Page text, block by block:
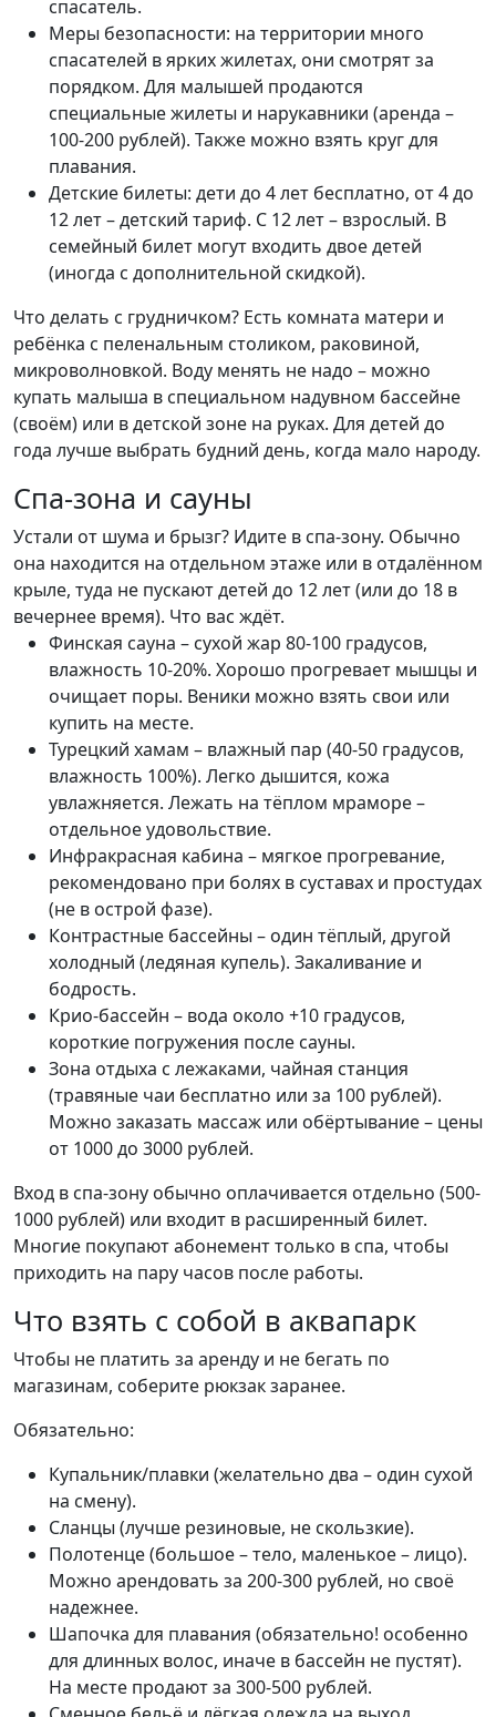
спасатель.
Меры безопасности: на территории много
спасателей в ярких жилетах, они смотрят за
порядком. Для малышей продаются
специальные жилеты и нарукавники (аренда –
100-200 рублей). Также можно взять круг для
плавания.
Детские билеты: дети до 4 лет бесплатно, от 4 до
12 лет – детский тариф. С 12 лет – взрослый. В
семейный билет могут входить двое детей
(иногда с дополнительной скидкой).
Что делать с грудничком? Есть комната матери и
ребёнка с пеленальным столиком, раковиной,
микроволновкой. Воду менять не надо – можно
купать малыша в специальном надувном бассейне
(своём) или в детской зоне на руках. Для детей до
года лучше выбрать будний день, когда мало народу.
Спа-зона и сауны
Устали от шума и брызг? Идите в спа-зону. Обычно
она находится на отдельном этаже или в отдалённом
крыле, туда не пускают детей до 12 лет (или до 18 в
вечернее время). Что вас ждёт.
Финская сауна – сухой жар 80-100 градусов,
влажность 10-20%. Хорошо прогревает мышцы и
очищает поры. Веники можно взять свои или
купить на месте.
Турецкий хамам – влажный пар (40-50 градусов,
влажность 100%). Легко дышится, кожа
увлажняется. Лежать на тёплом мраморе –
отдельное удовольствие.
Инфракрасная кабина – мягкое прогревание,
рекомендовано при болях в суставах и простудах
(не в острой фазе).
Контрастные бассейны – один тёплый, другой
холодный (ледяная купель). Закаливание и
бодрость.
Крио-бассейн – вода около +10 градусов,
короткие погружения после сауны.
Зона отдыха с лежаками, чайная станция
(травяные чаи бесплатно или за 100 рублей).
Можно заказать массаж или обёртывание – цены
от 1000 до 3000 рублей.
Вход в спа-зону обычно оплачивается отдельно (500-
1000 рублей) или входит в расширенный билет.
Многие покупают абонемент только в спа, чтобы
приходить на пару часов после работы.
Что взять с собой в аквапарк
Чтобы не платить за аренду и не бегать по
магазинам, соберите рюкзак заранее.
Обязательно:
Купальник/плавки (желательно два – один сухой
на смену).
Сланцы (лучше резиновые, не скользкие).
Полотенце (большое – тело, маленькое – лицо).
Можно арендовать за 200-300 рублей, но своё
надежнее.
Шапочка для плавания (обязательно! особенно
для длинных волос, иначе в бассейн не пустят).
На месте продают за 300-500 рублей.